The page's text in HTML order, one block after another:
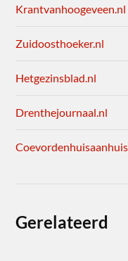
Krantvanhoogeveen.nl
Zuidoosthoeker.nl
Hetgezinsblad.nl
Drenthejournaal.nl
Gerelateerd